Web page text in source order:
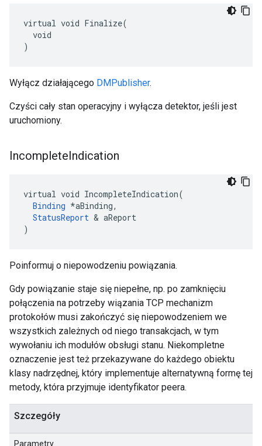
virtual void Finalize(
  void
)
Wyłącz działającego DMPublisher.
Czyści cały stan operacyjny i wyłącza detektor, jeśli jest
uruchomiony.
IncompleteIndication
virtual void IncompleteIndication(
Binding *aBinding,
StatusReport & aReport
)
Poinformuj o niepowodzeniu powiązania.
Gdy powiązanie staje się niepełne, np. po zamknięciu
połączenia na potrzeby wiązania TCP mechanizm
protokołów musi zakończyć się niepowodzeniem we
wszystkich zależnych od niego transakcjach, w tym
wywołaniu ich modułów obsługi stanu. Niekompletne
oznaczenie jest też przekazywane do każdego obiektu
klasy nadrzędnej, który implementuje alternatywną formę tej
metody, która przyjmuje identyfikator peera.
Szczegóły
Parametry